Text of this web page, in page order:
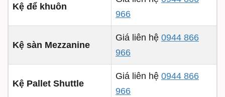
Kệ để khuôn
966
Kệ sàn Mezzanine
Giá liên hệ 0944 866
966
Kệ Pallet Shuttle
Giá liên hệ 0944 866
966